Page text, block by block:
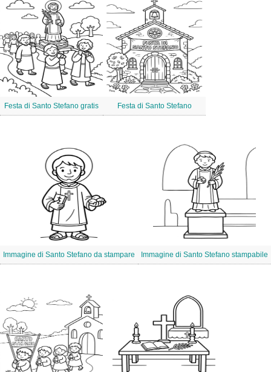
Festa di Santo Stefano gratis Festa di Santo Stefano
Immagine di Santo Stefano da stampare Immagine di Santo Stefano stampabile